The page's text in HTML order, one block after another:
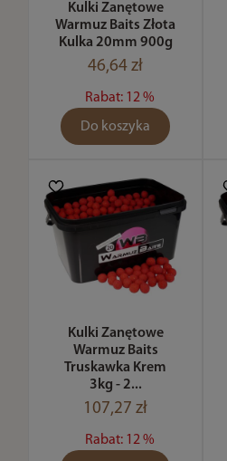
Kulki Zanętowe
Warmuz Baits Złota
Kulka 20mm 900g
46,64 zł
Rabat: 12 %
Do koszyka
Kulki Zanętowe
Warmuz Baits
Truskawka Krem
3kg - 2...
107,27 zł
Rabat: 12 %